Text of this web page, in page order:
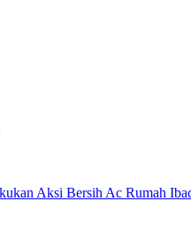
Aksi Bersih Ac Rumah